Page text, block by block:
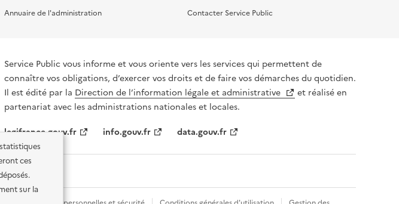
ces
sur la
Annuaire de l'administration
Contacter Service Public
Service Public vous informe et vous oriente vers les services qui permettent de
connaître vos obligations, d’exercer vos droits et de faire vos démarches du quotidien.
Il est édité par la Direction de l’information légale et administrative
et réalisé en
partenariat avec les administrations nationales et locales.
legifrance.gouv.fr
info.gouv.fr data.gouv.fr